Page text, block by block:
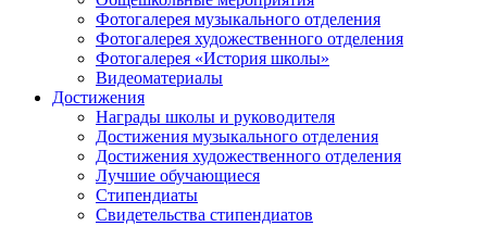
Фотогалерея музыкального отделения
Фотогалерея художественного отделения
Фотогалерея «История школы»
Видеоматериалы
Достижения
Награды школы и руководителя
Достижения музыкального отделения
Достижения художественного отделения
Лучшие обучающиеся
Стипендиаты
Свидетельства стипендиатов